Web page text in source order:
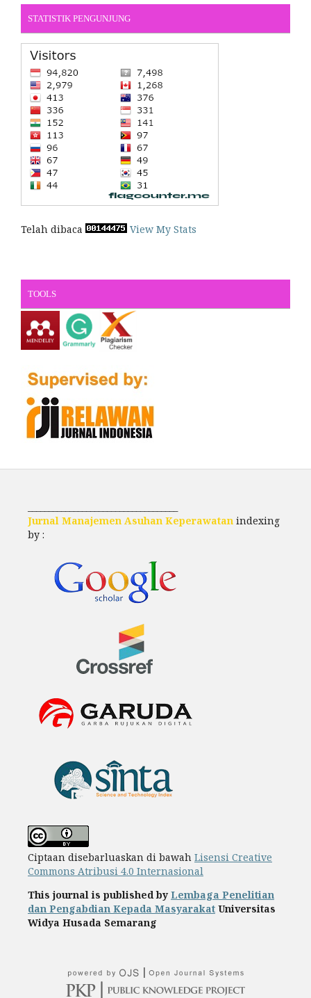
STATISTIK PENGUNJUNG
Telah dibaca View My Stats
TOOLS
Jurnal Manajemen Asuhan Keperawatan indexing
by :
Ciptaan disebarluaskan di bawah Lisensi Creative
Commons Atribusi 4.0 Internasional
This journal is published by Lembaga Penelitian
dan Pengabdian Kepada Masyarakat Universitas
Widya Husada Semarang